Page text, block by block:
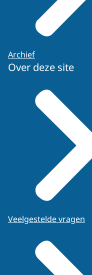
Archief
Over deze site
Veelgestelde vragen